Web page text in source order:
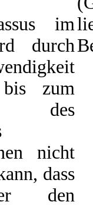
im
durch
bis zum
des
nicht
dass
den